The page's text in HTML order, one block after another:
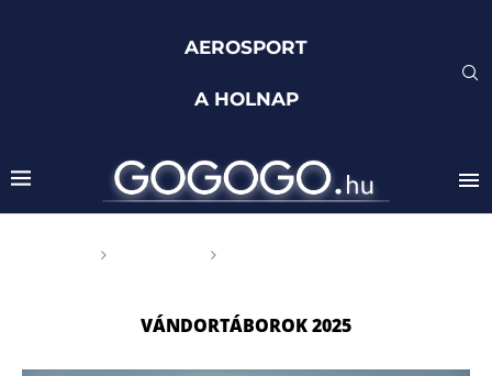
AEROSPORT
A HOLNAP
VÁNDORTÁBOROK 2025